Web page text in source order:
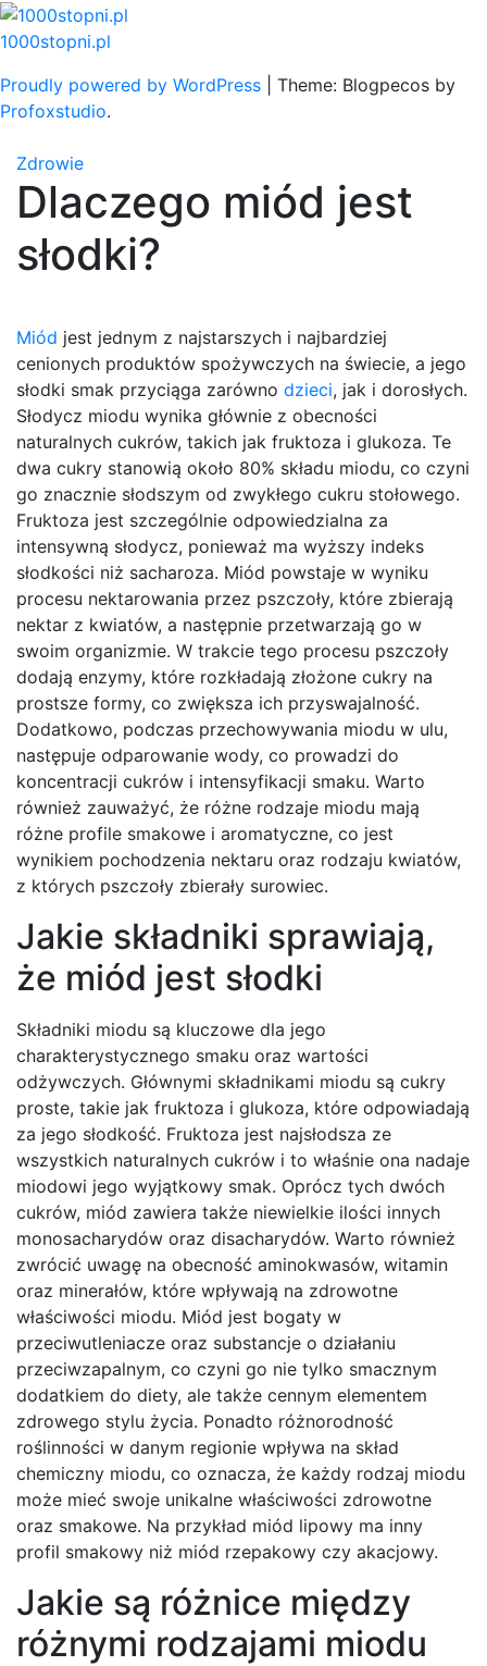
Skip
to
1000stopni.pl
Proudly powered by WordPress
Theme: Blogpecos by
Profoxstudio.
Zdrowie
Dlaczego miód jest
słodki?
Miód jest jednym z najstarszych i najbardziej
cenionych produktów spożywczych na świecie, a jego
słodki smak przyciąga zarówno dzieci, jak i dorosłych.
Słodycz miodu wynika głównie z obecności
naturalnych cukrów, takich jak fruktoza i glukoza. Te
dwa cukry stanowią około 80% składu miodu, co czyni
go znacznie słodszym od zwykłego cukru stołowego.
Fruktoza jest szczególnie odpowiedzialna za
intensywną słodycz, ponieważ ma wyższy indeks
słodkości niż sacharoza. Miód powstaje w wyniku
procesu nektarowania przez pszczoły, które zbierają
nektar z kwiatów, a następnie przetwarzają go w
swoim organizmie. W trakcie tego procesu pszczoły
dodają enzymy, które rozkładają złożone cukry na
prostsze formy, co zwiększa ich przyswajalność.
Dodatkowo, podczas przechowywania miodu w ulu,
następuje odparowanie wody, co prowadzi do
koncentracji cukrów i intensyfikacji smaku. Warto
również zauważyć, że różne rodzaje miodu mają
różne profile smakowe i aromatyczne, co jest
wynikiem pochodzenia nektaru oraz rodzaju kwiatów,
z których pszczoły zbierały surowiec.
Jakie składniki sprawiają,
że miód jest słodki
Składniki miodu są kluczowe dla jego
charakterystycznego smaku oraz wartości
odżywczych. Głównymi składnikami miodu są cukry
proste, takie jak fruktoza i glukoza, które odpowiadają
za jego słodkość. Fruktoza jest najsłodsza ze
wszystkich naturalnych cukrów i to właśnie ona nadaje
miodowi jego wyjątkowy smak. Oprócz tych dwóch
cukrów, miód zawiera także niewielkie ilości innych
monosacharydów oraz disacharydów. Warto również
zwrócić uwagę na obecność aminokwasów, witamin
oraz minerałów, które wpływają na zdrowotne
właściwości miodu. Miód jest bogaty w
przeciwutleniacze oraz substancje o działaniu
przeciwzapalnym, co czyni go nie tylko smacznym
dodatkiem do diety, ale także cennym elementem
zdrowego stylu życia. Ponadto różnorodność
roślinności w danym regionie wpływa na skład
chemiczny miodu, co oznacza, że każdy rodzaj miodu
może mieć swoje unikalne właściwości zdrowotne
oraz smakowe. Na przykład miód lipowy ma inny
profil smakowy niż miód rzepakowy czy akacjowy.
Jakie są różnice między
różnymi rodzajami miodu